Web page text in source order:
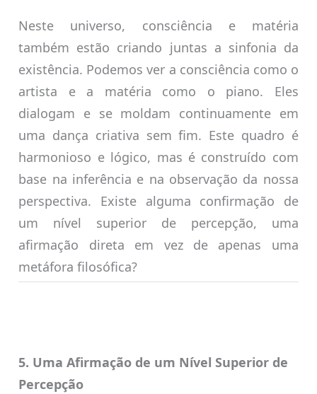
Neste universo, consciência e matéria
também estão criando juntas a sinfonia da
existência. Podemos ver a consciência como o
artista e a matéria como o piano. Eles
dialogam e se moldam continuamente em
uma dança criativa sem fim. Este quadro é
harmonioso e lógico, mas é construído com
base na inferência e na observação da nossa
perspectiva. Existe alguma confirmação de
um nível superior de percepção, uma
afirmação direta em vez de apenas uma
metáfora filosófica?
5. Uma Afirmação de um Nível Superior de
Percepção